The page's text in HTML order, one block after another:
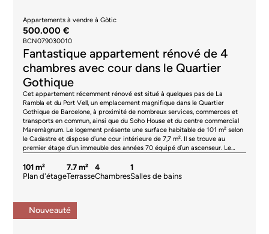
Appartements à vendre à Gòtic
500.000 €
BCN079030010
Fantastique appartement rénové de 4
chambres avec cour dans le Quartier
Gothique
Cet appartement récemment rénové est situé à quelques pas de La
Rambla et du Port Vell, un emplacement magnifique dans le Quartier
Gothique de Barcelone, à proximité de nombreux services, commerces et
transports en commun, ainsi que du Soho House et du centre commercial
Maremàgnum. Le logement présente une surface habitable de 101 m² selon
le Cadastre et dispose d’une cour intérieure de 7,7 m². Il se trouve au
premier étage d’un immeuble des années 70 équipé d’un ascenseur. Le
grande baie vitrée laissant entrer la lumière naturelle. La cuisine est
indépendante pour plus de confort et donne accès à la cour, qui peut servir
donne sur la rue, tandis que les autres sont intérieures. Enfin, on trouve une
salle de bains complète et des toilettes. L’appartement est vendu meublé et
équipé d’appareils électroménagers, de placards encastrés, d’un carrelage
101 m²
Plan d'étage
7.7 m²
Terrasse
4
Chambres
1
Salles de bains
Nouveauté